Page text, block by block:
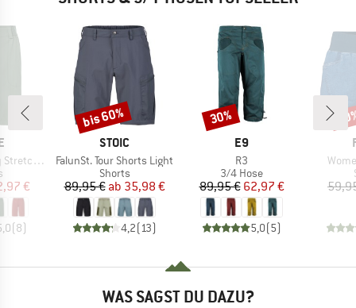
Shorts II
Preis
€
(8)
MARKE
STOIC
Artikel
FalunSt. Tour Shorts Light
Produktgruppe
Shorts
Preis
89,95 € reduzierter Preis
ab 35,98 €
4,2(13)
Rabatt
bis 60%
MARKE
E9
Artikel
R3
Produktgruppe
3/4 Hose
Preis
89,95 €reduzierter Preis
62,97 €
5,0(5)
Rabatt
30%
Artikel
WAS SAGST DU DAZU?